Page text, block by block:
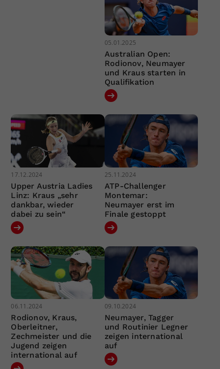
05.01.2025
Australian Open:
Rodionov, Neumayer
und Kraus starten in
Qualifikation
17.12.2024
Upper Austria Ladies
Linz: Kraus „sehr
dankbar, wieder
dabei zu sein“
25.11.2024
ATP-Challenger
Montemar:
Neumayer erst im
Finale gestoppt
06.11.2024
Rodionov, Kraus,
Oberleitner,
Zechmeister und die
Jugend zeigen
international auf
09.10.2024
Neumayer, Tagger
und Routinier Legner
zeigen international
auf